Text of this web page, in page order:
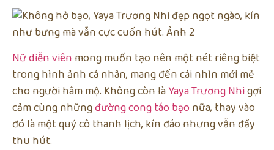
Nữ diễn viên mong muốn tạo nên một nét riêng biệt
trong hình ảnh cá nhân, mang đến cái nhìn mới mẻ
cho người hâm mộ. Không còn làYaya Trương Nhigợi
cảm cùng nhữngđường cong táo bạonữa, thay vào
đó là một quý cô thanh lịch, kín đáo nhưng vẫn đầy
thu hút.